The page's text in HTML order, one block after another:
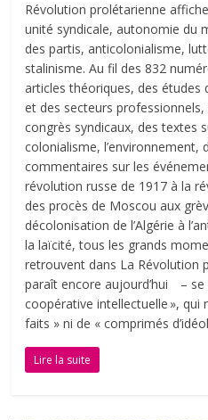
Révolution prolétarienne
unité syndicale, autonomie du
des partis, anticolonialisme,
stalinisme. Au fil des 832
articles théoriques, des études
et des secteurs
congrès syndicaux, des textes
colonialisme, l’environnement,
commentaires sur les
révolution russe de 1917 à la
des procès de Moscou aux
décolonisation de l’Algérie à
la laïcité, tous les grands
retrouvent dans La Révolution
paraît encore aujourd’hui –
coopérative intellectuelle », qui
faits » ni de « comprimés
Lire la suite